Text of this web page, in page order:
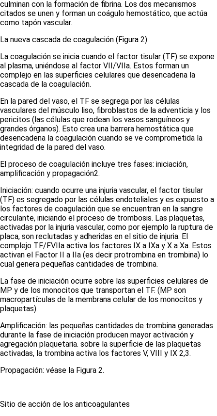
culminan con la formación de fibrina. Los dos mecanismos
citados se unen y forman un coágulo hemostático, que actúa
como tapón vascular.
La nueva cascada de coagulación (Figura 2)
La coagulación se inicia cuando el factor tisular (TF) se expone
al plasma, uniéndose al factor VII/VIIa. Estos forman un
complejo en las superficies celulares que desencadena la
cascada de la coagulación.
En la pared del vaso, el TF se segrega por las células
vasculares del músculo liso, fibroblastos de la adventicia y los
pericitos (las células que rodean los vasos sanguíneos y
grandes órganos). Esto crea una barrera hemostática que
desencadena la coagulación cuando se ve comprometida la
integridad de la pared del vaso.
El proceso de coagulación incluye tres fases: iniciación,
amplificación y propagación2.
Iniciación: cuando ocurre una injuria vascular, el factor tisular
(TF) es segregado por las células endoteliales y es expuesto a
los factores de coagulación que se encuentran en la sangre
circulante, iniciando el proceso de trombosis. Las plaquetas,
activadas por la injuria vascular, como por ejemplo la ruptura de
placa, son reclutadas y adheridas en el sitio de injuria. El
complejo TF/FVIIa activa los factores IX a IXa y X a Xa. Estos
activan el Factor II a IIa (es decir protrombina en trombina) lo
cual genera pequeñas cantidades de trombina.
La fase de iniciación ocurre sobre las superficies celulares de
MP y de los monocitos que transportan el TF. (MP son
macropartículas de la membrana celular de los monocitos y
plaquetas).
Amplificación: las pequeñas cantidades de trombina generadas
durante la fase de iniciación producen mayor activación y
agregación plaquetaria. sobre la superficie de las plaquetas
activadas, la trombina activa los factores V, VIII y IX 2,3.
Propagación: véase la Figura 2.
Sitio de acción de los anticoagulantes